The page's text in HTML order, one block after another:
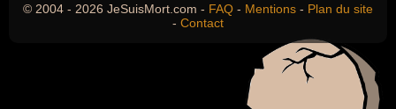
© 2004 - 2026 JeSuisMort.com - FAQ - Mentions - Plan du site
- Contact